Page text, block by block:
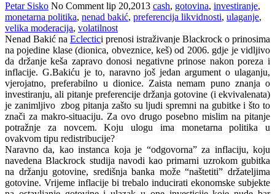
Petar Sisko No Comment lip 20,2013 cash, gotovina, investiranje,
monetarna politika, nenad bakić, preferencija likvidnosti, ulaganje,
velika moderacija, volatilnost
Nenad Bakić na Eclectici prenosi istraživanje Blackrock o prinosima
na pojedine klase (dionica, obveznice, keš) od 2006. gdje je vidljivo
da držanje keša zapravo donosi negativne prinose nakon poreza i
inflacije. G.Bakiću je to, naravno još jedan argument o ulaganju,
vjerojatno, preferabilno u dionice. Zaista nemam puno znanja o
investiranju, ali pitanje preferencije držanja gotovine (i ekvivalenata)
je zanimljivo zbog pitanja zašto su ljudi spremni na gubitke i što to
znači za makro-situaciju. Za ovo drugo posebno mislim na pitanje
potražnje za novcem. Koju ulogu ima monetarna politika u
ovakvom tipu redistribucije?
Naravno da, kao instanca koja je “odgovorna” za inflaciju, koju
navedena Blackrock studija navodi kao primarni uzrokom gubitka
na držanju gotovine, središnja banka može “naštetiti” držateljima
gotovine. Vrijeme inflacije bi trebalo inducirati ekonomske subjekte